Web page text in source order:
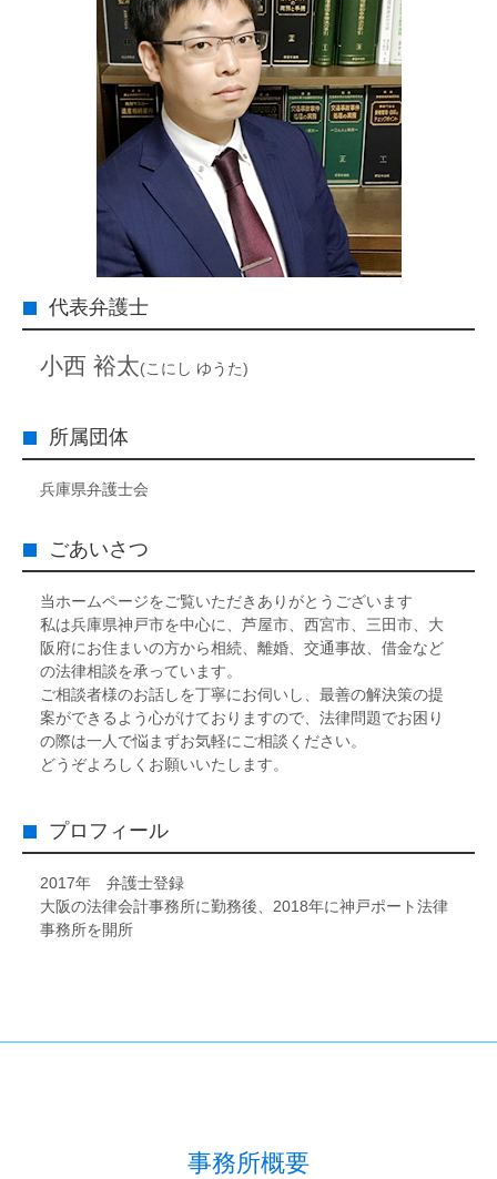
代表弁護士
小西 裕太(こにし ゆうた)
所属団体
兵庫県弁護士会
ごあいさつ
当ホームページをご覧いただきありがとうございます
私は兵庫県神戸市を中心に、芦屋市、西宮市、三田市、大
阪府にお住まいの方から相続、離婚、交通事故、借金など
の法律相談を承っています。
ご相談者様のお話しを丁寧にお伺いし、最善の解決策の提
案ができるよう心がけておりますので、法律問題でお困り
の際は一人で悩まずお気軽にご相談ください。
どうぞよろしくお願いいたします。
プロフィール
2017年 弁護士登録
大阪の法律会計事務所に勤務後、2018年に神戸ポート法律
事務所を開所
事務所概要